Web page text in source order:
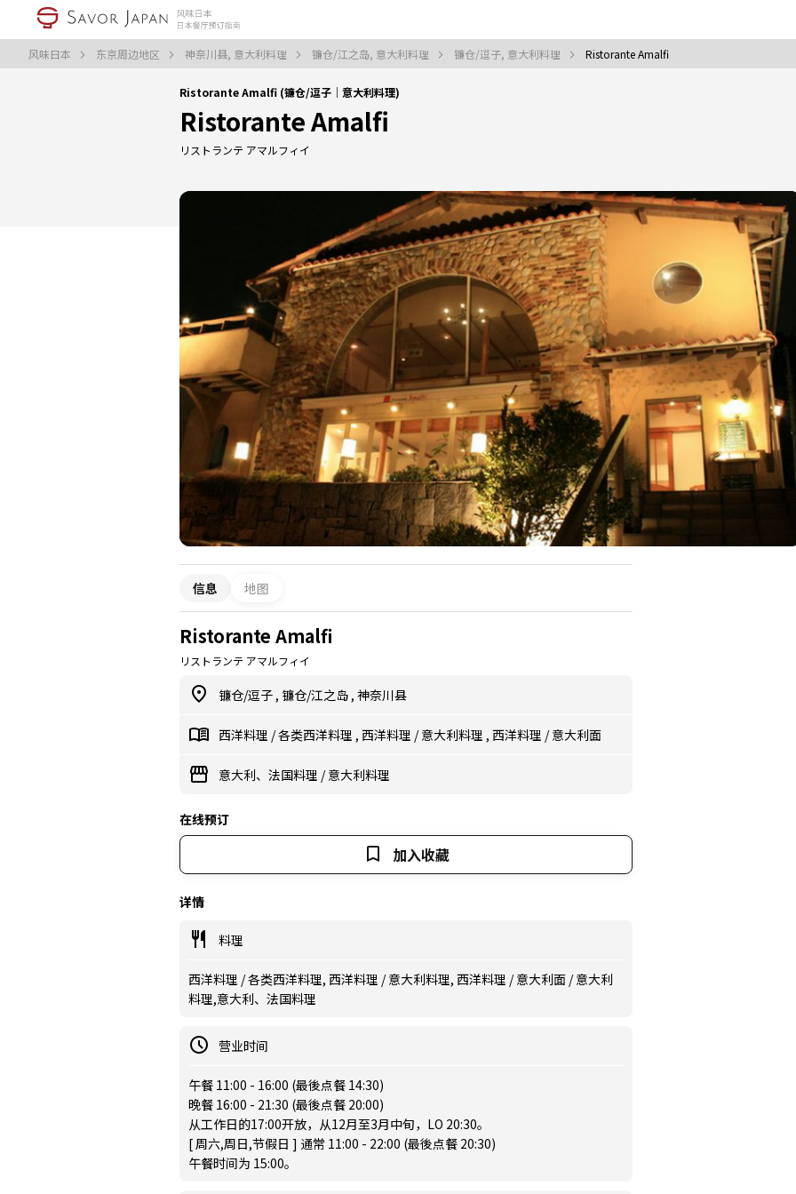
风味日本 东京周边地区 神奈川县, 意大利料理 镰仓/江之岛, 意大利料理 镰仓/逗子, 意大利料理 Ristorante Amalfi
Ristorante Amalfi (镰仓/逗子｜意大利料理)
Ristorante Amalfi
リストランテ アマルフィイ
信息 地图
Ristorante Amalfi
リストランテ アマルフィイ
镰仓/逗子 , 镰仓/江之岛 , 神奈川县
西洋料理 /各类西洋料理 , 西洋料理 /意大利料理 , 西洋料理 /意大利面
意大利、法国料理 /意大利料理
在线预订
加入收藏
详情
料理
西洋料理 / 各类西洋料理, 西洋料理 / 意大利料理, 西洋料理 / 意大利面 / 意大利
料理,意大利、法国料理
营业时间
午餐 11:00 - 16:00 (最後点餐 14:30)
晚餐 16:00 - 21:30 (最後点餐 20:00)
从工作日的17:00开放，从12月至3月中旬，LO 20:30。
[ 周六,周日,节假日 ] 通常 11:00 - 22:00 (最後点餐 20:30)
午餐时间为 15:00。